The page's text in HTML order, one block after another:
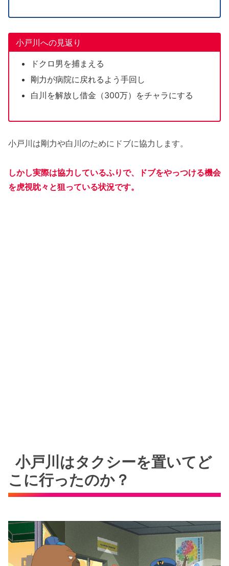
小戸川への見返り
ドクロ男を捕まえる
剛力が病院に戻れるよう手回し
白川を解放し借金（300万）をチャラにする
小戸川は剛力や白川のためにドブに協力します。
しかし実際は協力しているふりで、ドブをやっつける機会
を虎視眈々と狙っている状況です。
小戸川はタクシーを置いてど
こに行ったのか？